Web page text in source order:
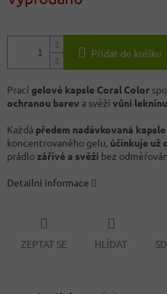
Přidat do košíku
Prací gelové kapsle Coral Color
ochranou barev a svěží vůní
Každá předem nadávkovaná kapsle
koncentrovaného gelu, účinkuje už
prádlozářivé a svěží bez
Detailní informace
ZEPTAT SE HLÍDAT